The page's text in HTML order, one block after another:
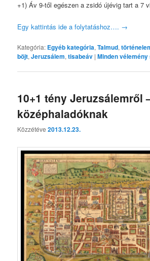
+1) Áv 9-től egészen a zsidó újévig tart a 7
Egy kattintás ide a folytatáshoz…. →
Kategória: Egyéb kategória,Talmud,
böjt,Jeruzsálem,tisabeáv |Minden vélemény
10+1 tény Jeruzsálemről
középhaladóknak
Közzétéve2013.12.23.